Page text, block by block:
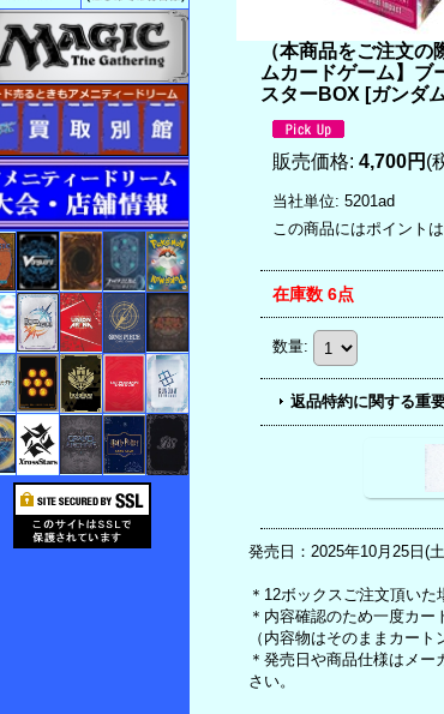
（本商品をご注文
ムカードゲーム】ブ
スターBOX [ガンダ
販売価格: 4,700円 (
当社単位: 5201ad
この商品にはポイントは
在庫数 6点
数量:
返品特約に関する重
発売日：2025年10月25日(
＊12ボックスご注文頂いた
＊内容確認のため一度カー
（内容物はそのままカート
＊発売日や商品仕様はメ
さい。